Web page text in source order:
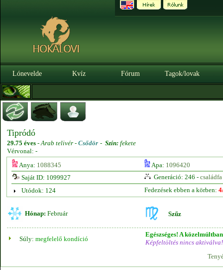
Lónevelde Kvíz Fórum Tagok/lovak
Tipródó
29.75 éves -Arab telivér - Csődör - Szín: fekete
Vérvonal: -
Anya: 1088345 Apa: 1096420
Saját ID: 1099927
Generáció: 246 - családfa
Utódok: 124
Fedezések ebben a körben:
Hónap: Február Szűz
Súly: megfelelő kondíció
Egészséges! A
Képfeltöltés nincs aktiválva!